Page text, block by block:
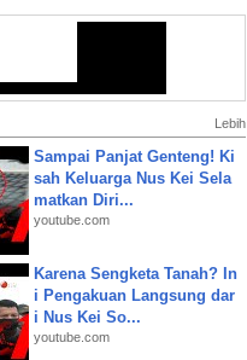
Lebih
Sampai Panjat Genteng! Ki
sah Keluarga Nus Kei Sela
matkan Diri...
youtube.com
Karena Sengketa Tanah? In
i Pengakuan Langsung dar
i Nus Kei So...
youtube.com